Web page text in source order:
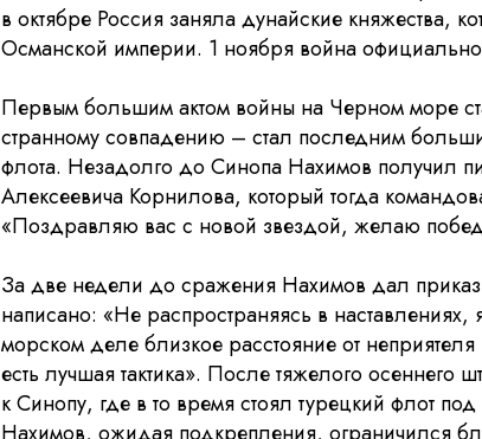
в октябре Россия заняла дунайские княжества,
Османской империи. 1 ноября война
Первым большим актом войны на Черном море
странному совпадению – стал последним
флота. Незадолго до Синопа Нахимов получил
Алексеевича Корнилова, который тогда
«Поздравляю вас с новой звездой, желаю
За две недели до сражения Нахимов дал
написано: «Не распространяясь в
морском деле близкое расстояние от
есть лучшая тактика». После тяжелого осеннего
к Синопу, где в то время стоял турецкий флот